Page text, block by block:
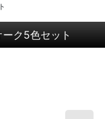
ク5色セット